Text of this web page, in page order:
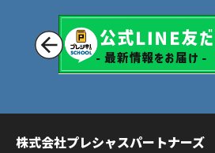
株式会社プレシャスパートナーズ